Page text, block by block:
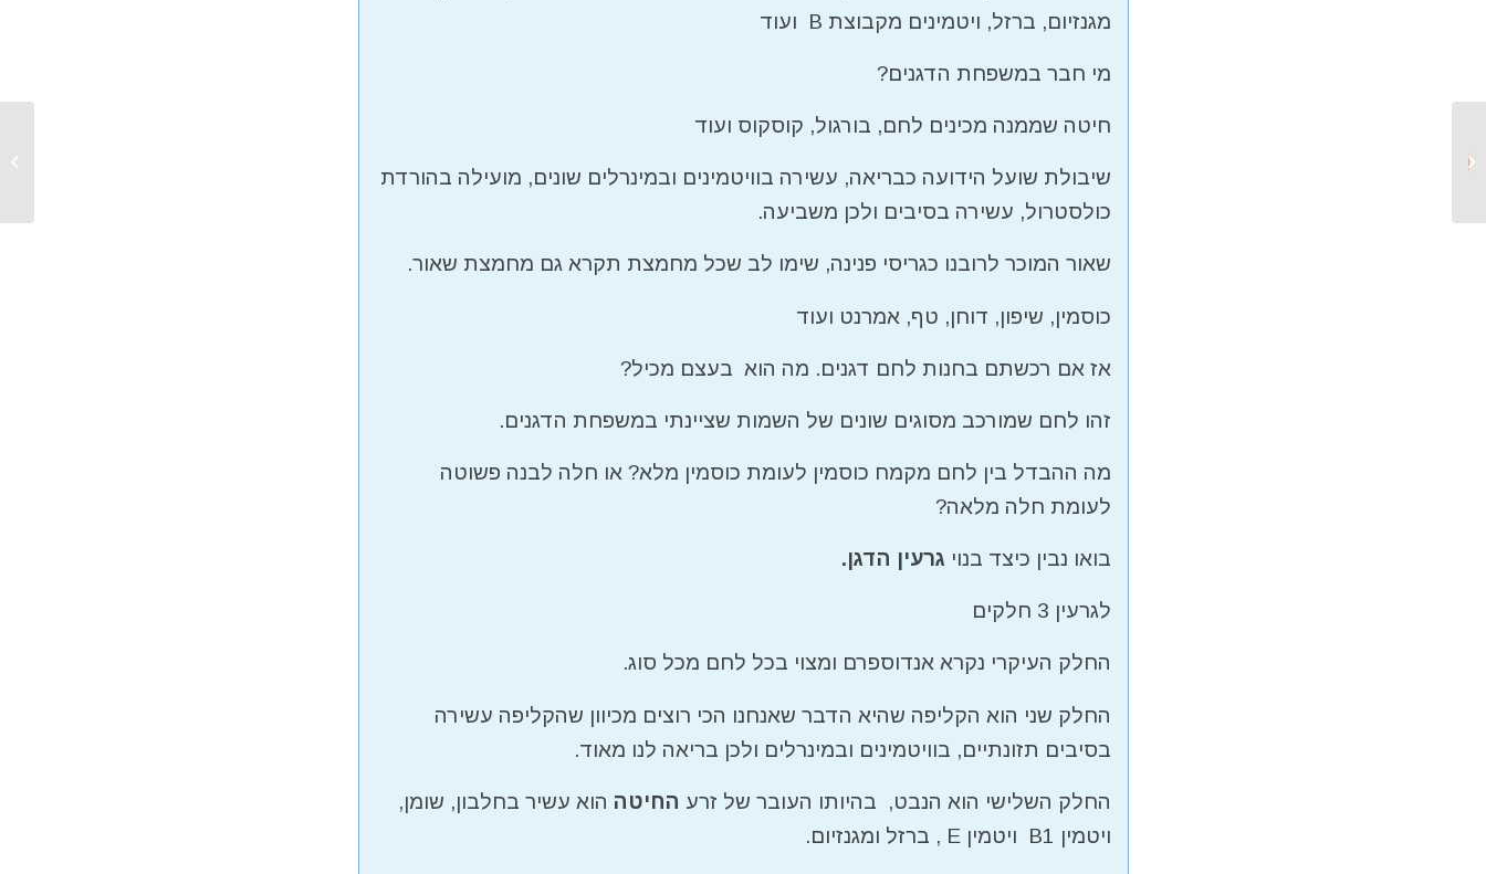
מגנזיום, ברזל, ויטמינים מקבוצת B ועוד
מי חבר במשפחת הדגנים?
חיטה שממנה מכינים לחם, בורגול, קוסקוס ועוד
שיבולת שועל הידועה כבריאה, עשירה בוויטמינים ובמינרלים שונים, מועילה בהורדת
כולסטרול, עשירה בסיבים ולכן משביעה.
שאור המוכר לרובנו כגריסי פנינה, שימו לב שכל מחמצת תקרא גם מחמצת שאור.
כוסמין, שיפון, דוחן, טף, אמרנט ועוד
אז אם רכשתם בחנות לחם דגנים. מה הוא בעצם מכיל?
זהו לחם שמורכב מסוגים שונים של השמות שציינתי במשפחת הדגנים.
מה ההבדל בין לחם מקמח כוסמין לעומת כוסמין מלא? או חלה לבנה פשוטה
לעומת חלה מלאה?
בואו נבין כיצד בנוי גרעין הדגן.
לגרעין 3 חלקים
החלק העיקרי נקרא אנדוספרם ומצוי בכל לחם מכל סוג.
החלק שני הוא הקליפה שהיא הדבר שאנחנו הכי רוצים מכיוון שהקליפה עשירה
בסיבים תזונתיים, בוויטמינים ובמינרלים ולכן בריאה לנו מאוד.
החלק השלישי הוא הנבט, בהיותו העובר של זרע החיטה הוא עשיר בחלבון, שומן,
ויטמין B1 ויטמין E , ברזל ומגנזיום.